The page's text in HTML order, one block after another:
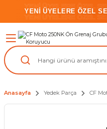
YENİ ÜYELERE ÖZEL
YENİ ÜYELERE ÖZEL
YENİ ÜYELERE ÖZEL
Anasayfa Yedek Parça CF